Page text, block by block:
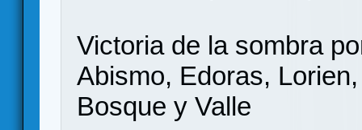
Victoria de la sombra
Abismo, Edoras,
Bosque y Valle